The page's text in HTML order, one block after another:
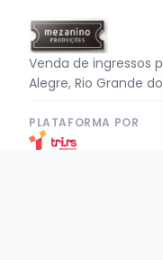
Venda de ingressos
Alegre, Rio Grande do
PLATAFORMA POR